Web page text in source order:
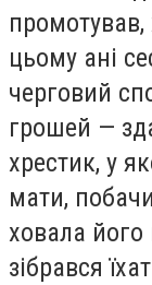
промотував,
цьому ані
черговий
грошей —
хрестик, у
мати,
ховала його
зібрався